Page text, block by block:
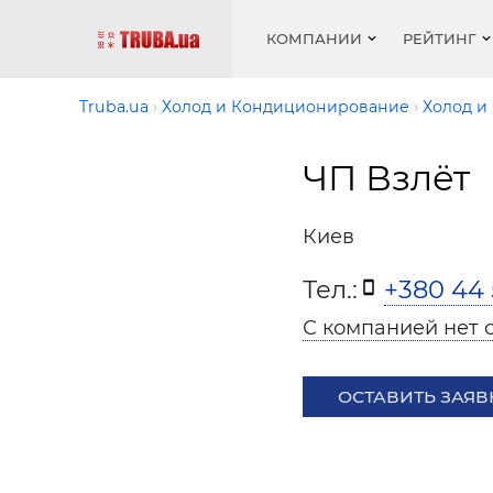
КОМПАНИИ
Котлы
РЕЙТИНГ
Разное
Холод,
Котлы
Монтаж
Акции
Фото
Truba.ua Холод и Кондиционирование Холод
ЧП Взлёт
Киев
Тел.: +380 44
С компанией нет
ОСТАВИТЬ